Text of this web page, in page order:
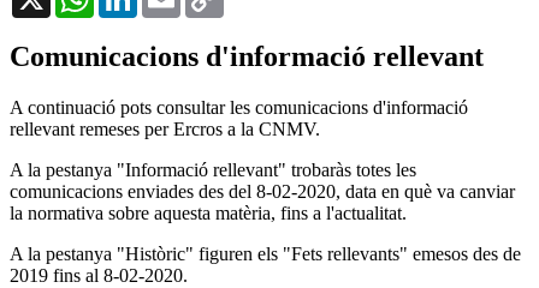
Comunicacions d'informació rellevant
A continuació pots consultar les comunicacions d'informació
rellevant remeses per Ercros a la CNMV.
A la pestanya "Informació rellevant" trobaràs totes les
comunicacions enviades des del 8-02-2020, data en què va canviar
la normativa sobre aquesta matèria, fins a l'actualitat.
A la pestanya "Històric" figuren els "Fets rellevants" emesos des de
2019 fins al 8-02-2020.